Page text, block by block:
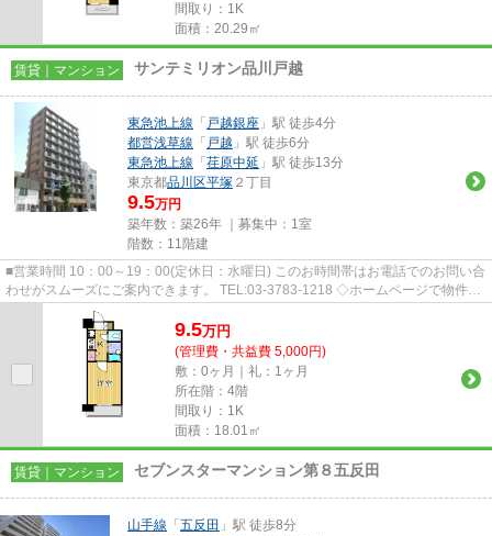
間取り：1K
面積：20.29㎡
賃貸｜マンション サンテミリオン品川戸越
東急池上線 「 戸越銀座 」駅 徒歩4分
都営浅草線 「 戸越 」駅 徒歩6分
東急池上線 「 荏原中延 」駅 徒歩13分
東京都品川区平塚 ２丁目
9.5万円
築年数：築26年 ｜募集中： 1室
階数：11階建
■営業時間 10：00～19：00(定休日：水曜日) このお時間帯はお電話でのお問い合
わせがスムーズにご案内できます。 TEL:03-3783-1218 ◇ホームページで物件探
9.5万円
(管理費・共益費 5,000円)
敷：0ヶ月｜礼：1ヶ月
所在階：4階
間取り：1K
面積：18.01㎡
賃貸｜マンション セブンスターマンション第８五反田
山手線 「 五反田 」駅 徒歩8分